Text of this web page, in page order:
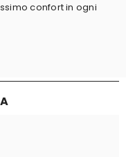
confort in ogni